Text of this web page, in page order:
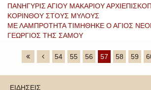
ΠΑΝΗΓΥΡΙΣ ΑΓΙΟΥ ΜΑΚΑΡΙΟΥ
ΚΟΡΙΝΘΟΥ ΣΤΟΥΣ ΜΥΛΟΥΣ
ΜΕ ΛΑΜΠΡΟΤΗΤΑ ΤΙΜΗΘΗΚΕ Ο ΑΓΙΟΣ
ΓΕΩΡΓΙΟΣ ΤΗΣ ΣΑΜΟΥ
54 55 56 57 58 59
ΕΙΔΗΣΕΙΣ